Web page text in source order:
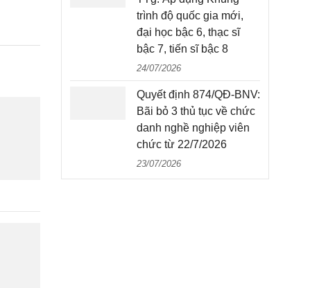
trình độ quốc gia mới,
đại học bậc 6, thạc sĩ
bậc 7, tiến sĩ bậc 8
24/07/2026
Quyết định 874/QĐ-BNV:
Bãi bỏ 3 thủ tục về chức
danh nghề nghiệp viên
chức từ 22/7/2026
23/07/2026